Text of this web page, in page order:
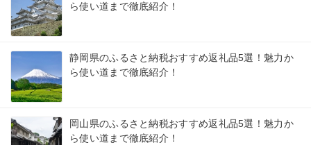
ら使い道まで徹底紹介！
静岡県のふるさと納税おすすめ返礼品5選！魅力か
ら使い道まで徹底紹介！
岡山県のふるさと納税おすすめ返礼品5選！魅力か
ら使い道まで徹底紹介！